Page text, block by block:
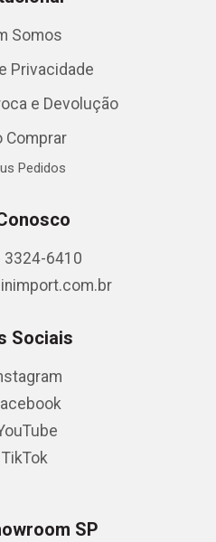
Somos
Privacidade
e Devolução
Comprar
Pedidos
3324-6410
Sociais
TikTok
SP